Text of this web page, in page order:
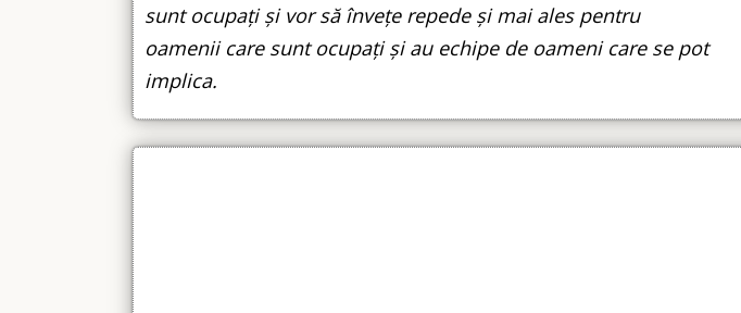
sunt ocupați și vor să învețe repede și mai ales pentru
oamenii care sunt ocupați și au echipe de oameni care se pot
implica.